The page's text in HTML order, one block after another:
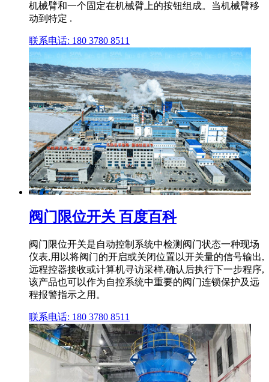
机械臂和一个固定在机械臂上的按钮组成。当机械臂移
动到特定 .
联系电话: 180 3780 8511
阀门限位开关 百度百科
阀门限位开关是自动控制系统中检测阀门状态一种现场
仪表,用以将阀门的开启或关闭位置以开关量的信号输出,
远程控器接收或计算机寻访采样,确认后执行下一步程序,
该产品也可以作为自控系统中重要的阀门连锁保护及远
程报警指示之用。
联系电话: 180 3780 8511